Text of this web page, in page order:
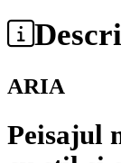
ARIA
Peisajul